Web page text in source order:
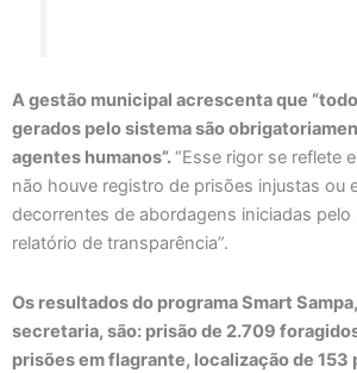
A gestão municipal acrescenta que
gerados pelo sistema são
agentes humanos”.“Esse rigor se reflete
não houve registro de prisões injustas ou
decorrentes de abordagens iniciadas
relatório de transparência”.
Os resultados do programa Smart
secretaria, são: prisão de 2.709
prisões em flagrante, localização de 153